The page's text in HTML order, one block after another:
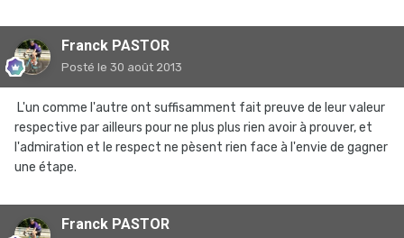
Franck PASTOR
Posté le 30 août 2013
L'un comme l'autre ont suffisamment fait preuve de leur valeur
respective par ailleurs pour ne plus plus rien avoir à prouver, et
l'admiration et le respect ne pèsent rien face à l'envie de gagner
une étape.
Franck PASTOR